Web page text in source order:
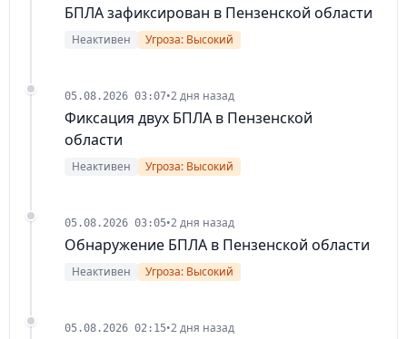
БПЛА зафиксирован в Пензенской области
Неактивен Угроза: Высокий
05.08.2026 03:07•2 дня назад
Фиксация двух БПЛА в Пензенской
области
Неактивен Угроза: Высокий
05.08.2026 03:05•2 дня назад
Обнаружение БПЛА в Пензенской области
Неактивен Угроза: Высокий
05.08.2026 02:15•2 дня назад